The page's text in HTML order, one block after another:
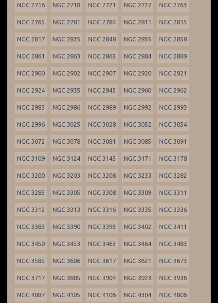
NGC 2716 NGC 2718 NGC 2721 NGC 2727 NGC 2763
NGC 2765 NGC 2781 NGC 2784 NGC 2811 NGC 2815
NGC 2817 NGC 2835 NGC 2848 NGC 2855 NGC 2858
NGC 2861 NGC 2863 NGC 2865 NGC 2884 NGC 2889
NGC 2900 NGC 2902 NGC 2907 NGC 2920 NGC 2921
NGC 2924 NGC 2935 NGC 2945 NGC 2960 NGC 2962
NGC 2983 NGC 2986 NGC 2989 NGC 2992 NGC 2993
NGC 2996 NGC 3025 NGC 3028 NGC 3052 NGC 3054
NGC 3072 NGC 3078 NGC 3081 NGC 3085 NGC 3091
NGC 3109 NGC 3124 NGC 3145 NGC 3171 NGC 3178
NGC 3200 NGC 3203 NGC 3208 NGC 3233 NGC 3282
NGC 3285 NGC 3305 NGC 3308 NGC 3309 NGC 3311
NGC 3312 NGC 3313 NGC 3316 NGC 3335 NGC 3336
NGC 3383 NGC 3390 NGC 3393 NGC 3402 NGC 3411
NGC 3450 NGC 3453 NGC 3463 NGC 3464 NGC 3483
NGC 3585 NGC 3606 NGC 3617 NGC 3621 NGC 3673
NGC 3717 NGC 3885 NGC 3904 NGC 3923 NGC 3936
NGC 4087 NGC 4105 NGC 4106 NGC 4304 NGC 4806